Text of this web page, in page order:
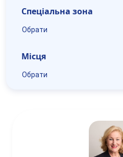
Спеціальна зона
Місця